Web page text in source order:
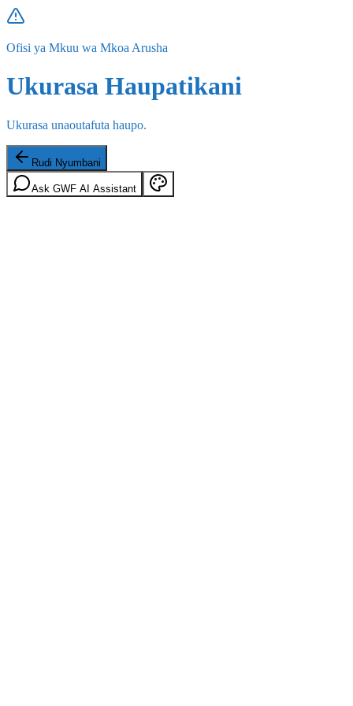
Ofisi ya Mkuu wa Mkoa Arusha
Ukurasa Haupatikani
Ukurasa unaoutafuta haupo.
Rudi Nyumbani
Ask GWF AI Assistant